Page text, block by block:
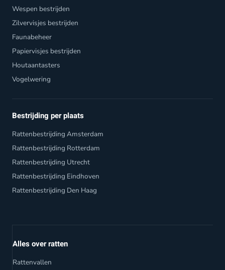
Wespen bestrijden
Zilvervisjes bestrijden
Faunabeheer
Papiervisjes bestrijden
Houtaantasters
Vogelwering
Bestrijding per plaats
Rattenbestrijding Amsterdam
Rattenbestrijding Rotterdam
Rattenbestrijding Utrecht
Rattenbestrijding Eindhoven
Rattenbestrijding Den Haag
Alles over ratten
Rattenvallen